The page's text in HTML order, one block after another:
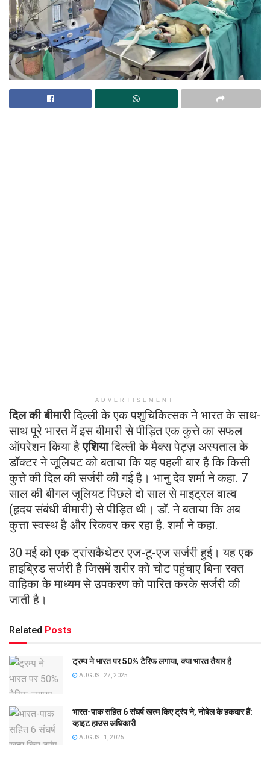
ADVERTISEMENT
दिल की बीमारीदिल्ली के एक पशुचिकित्सक ने भारत के साथ-
साथ पूरे भारत में इस बीमारी से पीड़ित एक कुत्ते का सफल
ऑपरेशन किया हैएशियादिल्ली के मैक्स पेट्ज़ अस्पताल के
डॉक्टर ने जूलियट को बताया कि यह पहली बार है कि किसी
कुत्ते की दिल की सर्जरी की गई है। भानु देव शर्मा ने कहा. 7
साल की बीगल जूलियट पिछले दो साल से माइट्रल वाल्व
(हृदय संबंधी बीमारी) से पीड़ित थी। डॉ. ने बताया कि अब
कुत्ता स्वस्थ है और रिकवर कर रहा है. शर्मा ने कहा.
30 मई को एक ट्रांसकैथेटर एज-टू-एज सर्जरी हुई। यह एक
हाइब्रिड सर्जरी है जिसमें शरीर को चोट पहुंचाए बिना रक्त
वाहिका के माध्यम से उपकरण को पारित करके सर्जरी की
जाती है।
Related Posts
ट्रम्प ने भारत पर 50% टैरिफ लगाया, क्या भारत तैयार है
AUGUST 27, 2025
भारत-पाक सहित 6 संघर्ष खत्म किए ट्रंप ने, नोबेल के हकदार हैं:
व्हाइट हाउस अधिकारी
AUGUST 1, 2025